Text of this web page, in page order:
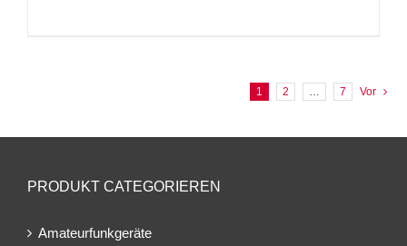
1 2 … 7 Vor
PRODUKT CATEGORIEREN
Amateurfunkgeräte